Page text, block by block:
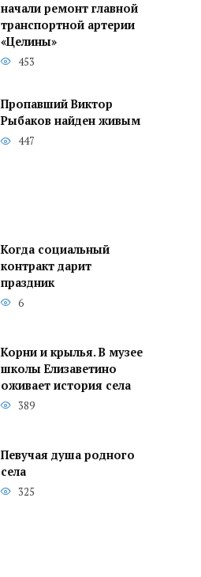
начали ремонт главной
транспортной артерии
«Целины»
453
Пропавший Виктор
Рыбаков найден живым
447
Когда социальный
контракт дарит
праздник
6
Корни и крылья. В музее
школы Елизаветино
оживает история села
389
Певучая душа родного
села
325